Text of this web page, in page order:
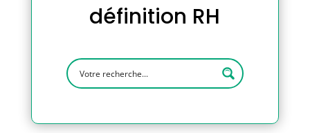
définition RH